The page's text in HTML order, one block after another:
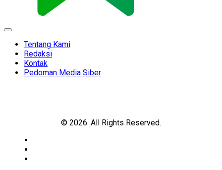
Expand
Tentang Kami
Redaksi
Kontak
Pedoman Media Siber
© 2026. All Rights Reserved.